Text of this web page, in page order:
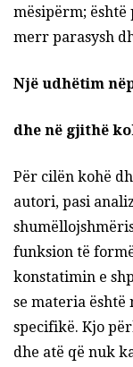
mësipërm;
merr parasysh
Një udhëtim
dhe në gjithë
Për cilën kohë
autori, pasi
funksion të
konstatimin e
se materia
specifikë. Kjo
dhe atë që nuk